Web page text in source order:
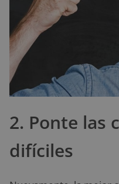
2. Ponte las
difíciles